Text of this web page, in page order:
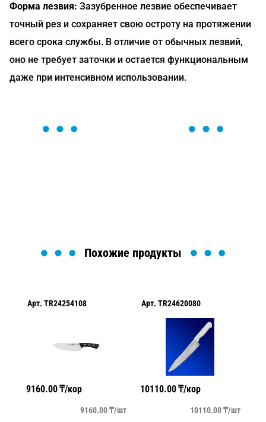
Форма лезвия: Зазубренное лезвие обеспечивает
точный рез и сохраняет свою остроту на протяжении
всего срока службы. В отличие от обычных лезвий,
оно не требует заточки и остается функциональным
даже при интенсивном использовании.
Похожие продукты
Арт. TR24254108
9160.00₸/кор
9160.00₸/шт
Арт. TR24620080
10110.00₸/кор
10110.00₸/шт